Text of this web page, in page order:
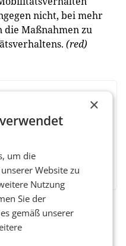
nicht, bei mehr
die Maßnahmen zu
(red)
XING Teilen
×
um die
Website zu
Nutzung
Sie der
gemäß unserer